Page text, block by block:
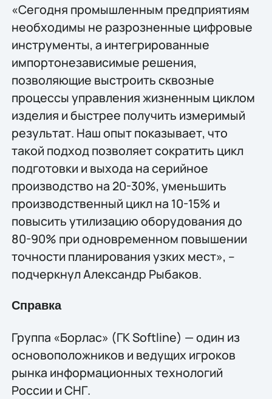
«Сегодня промышленным предприятиям
необходимы не разрозненные цифровые
инструменты, а интегрированные
импортонезависимые решения,
позволяющие выстроить сквозные
процессы управления жизненным циклом
изделия и быстрее получить измеримый
результат. Наш опыт показывает, что
такой подход позволяет сократить цикл
подготовки и выхода на серийное
производство на 20-30%, уменьшить
производственный цикл на 10-15% и
повысить утилизацию оборудования до
80-90% при одновременном повышении
точности планирования узких мест», –
подчеркнул Александр Рыбаков.
Справка
Группа «Борлас» (ГК Softline) — один из
основоположников и ведущих игроков
рынка информационных технологий
России и СНГ.